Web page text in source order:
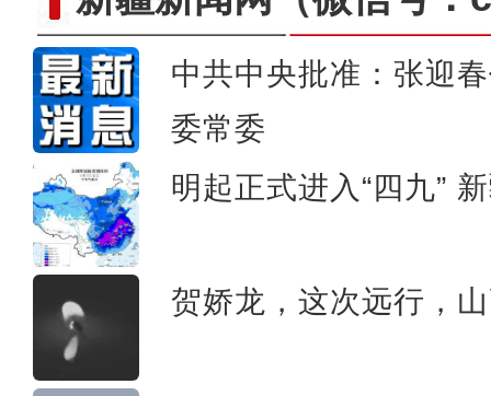
中共中央批准：张迎
委常委
明起正式进入“四九”
贺娇龙，这次远行，
新疆喀什至塔什干国际